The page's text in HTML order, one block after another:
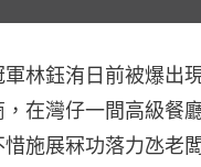
林鈺洧日前被爆出
在灣仔一間高級餐
施展冧功落力氹老